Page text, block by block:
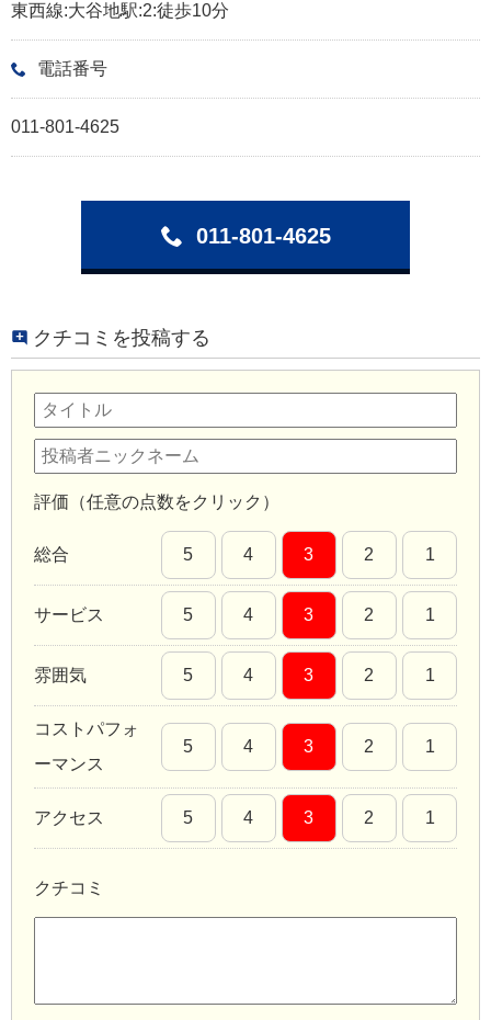
東西線:大谷地駅:2:徒歩10分
電話番号
011-801-4625
011-801-4625
クチコミを投稿する
評価（任意の点数をクリック）
総合 5 4 3 2 1
サービス 5 4 3 2 1
雰囲気 5 4 3 2 1
コストパフォ
ーマンス
5 4 3 2 1
アクセス 5 4 3 2 1
クチコミ